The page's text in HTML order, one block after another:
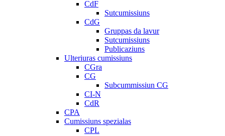
CdF
Sutcumissiuns
CdG
Gruppas da lavur
Sutcumissiuns
Publicaziuns
Ulteriuras cumissiuns
CGra
CG
Subcummissiun CG
CI-N
CdR
CPA
Cumissiuns spezialas
CPL